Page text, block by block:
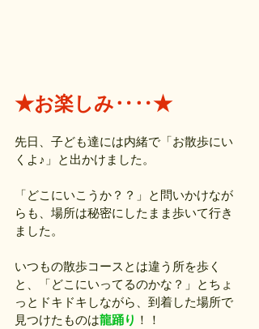
★お楽しみ‥‥★
先日、子ども達には内緒で「お散歩にい
くよ♪」と出かけました。
「どこにいこうか？？」と問いかけなが
らも、場所は秘密にしたまま歩いて行き
ました。
いつもの散歩コースとは違う所を歩く
と、「どこにいってるのかな？」とちょ
っとドキドキしながら、到着した場所で
見つけたものは龍踊り ！！